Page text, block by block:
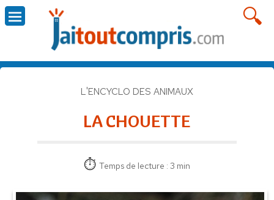
L'ENCYCLO DES ANIMAUX
LA CHOUETTE
Temps de lecture : 3 min